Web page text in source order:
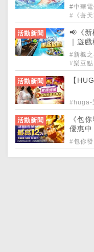
#中華
#《蒼
活動新聞
📢《
｜遊
#新楓之
#樂豆點
活動新聞 【
#huga-
活動新聞
《包
優惠
#包你發